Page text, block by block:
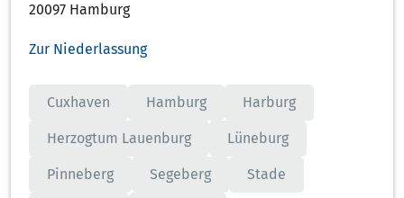
20097 Hamburg
Zur Niederlassung
Cuxhaven Hamburg Harburg
Herzogtum Lauenburg Lüneburg
Pinneberg Segeberg Stade